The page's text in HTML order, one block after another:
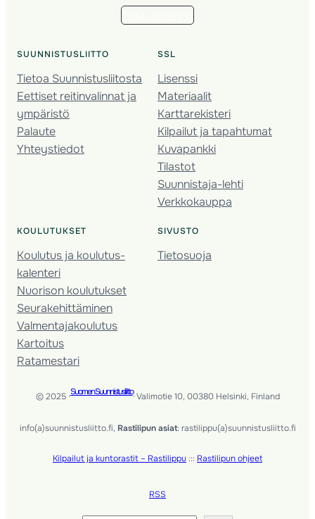
SUUNNISTUSLIITTO
Tietoa Suunnistusliitosta
Eettiset reitinvalinnat ja
ympäristö
Palaute
Yhteystiedot
SSL
Lisenssi
Materiaalit
Karttarekisteri
Kilpailut ja tapahtumat
Kuvapankki
Tilastot
Suunnistaja-lehti
Verkkokauppa
KOULUTUKSET
Koulutus ja koulutus­
kalenteri
Nuorison koulutukset
Seura­kehittäminen
Valmentaja­koulutus
Kartoitus
Ratamestari
SIVUSTO
Tietosuoja
© 2025 ·Suomen Suunnistusliitto· Valimotie 10, 00380 Helsinki, Finland
info(a)suunnistusliitto.fi, Rastilipun asiat: rastilippu(a)suunnistusliitto.fi
Kilpailut ja kuntorastit – Rastilippu ::: Rastilipun ohjeet
RSS